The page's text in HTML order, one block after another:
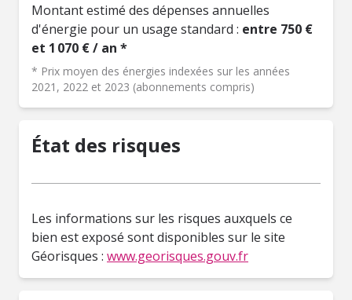
Montant estimé des dépenses annuelles
d'énergie pour un usage standard : entre 750 €
et 1 070 € / an *
* Prix moyen des énergies indexées sur les années
2021, 2022 et 2023 (abonnements compris)
État des risques
Les informations sur les risques auxquels ce
bien est exposé sont disponibles sur le site
Géorisques : www.georisques.gouv.fr